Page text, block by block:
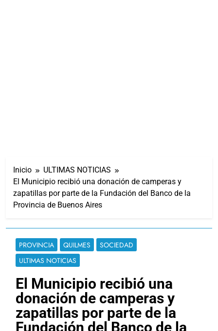
Inicio
ULTIMAS NOTICIAS
El Municipio recibió una donación de camperas y
zapatillas por parte de la Fundación del Banco de la
Provincia de Buenos Aires
PROVINCIA QUILMES
SOCIEDAD
ULTIMAS NOTICIAS
El Municipio recibió una
donación de camperas y
zapatillas por parte de la
Fundación del Banco de la